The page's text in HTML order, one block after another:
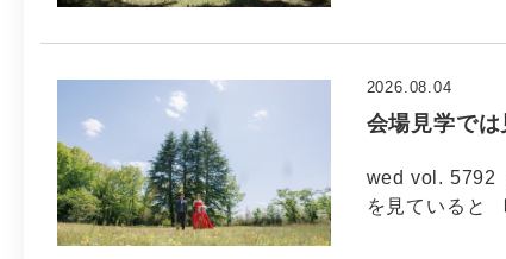
会場見学で
2026.08.04
wed vol. 5792
を見ていると